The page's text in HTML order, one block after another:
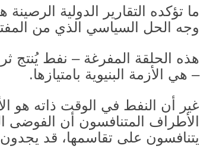
ما تؤكده التقارير الدولية
وجه الحل السياسي الذي من
هذه الحلقة المفرغة – نفط يُنتج
– هي الأزمة البنيوية بامتيازها.
غير أن النفط في الوقت ذاته هو
الأطراف المتنافسون أن الفوضى
يتنافسون على تقاسمها، قد